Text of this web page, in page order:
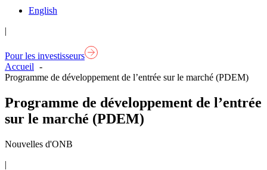
English
|
Pour les investisseurs
Accueil
Programme de développement de l’entrée sur le marché (PDEM)
Programme de développement de l’entrée
sur le marché (PDEM)
Nouvelles d'ONB
|